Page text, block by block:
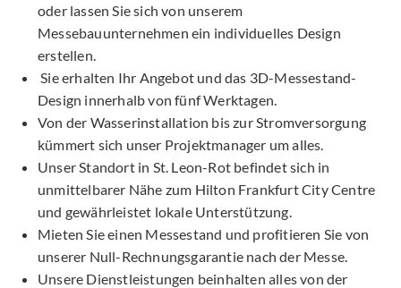
oder lassen Sie sich von unserem
Messebauunternehmen ein individuelles Design
erstellen.
Sie erhalten Ihr Angebot und das 3D-Messestand-
Design innerhalb von fünf Werktagen.
Von der Wasserinstallation bis zur Stromversorgung
kümmert sich unser Projektmanager um alles.
Unser Standort in St. Leon-Rot befindet sich in
unmittelbarer Nähe zum Hilton Frankfurt City Centre
und gewährleistet lokale Unterstützung.
Mieten Sie einen Messestand und profitieren Sie von
unserer Null-Rechnungsgarantie nach der Messe.
Unsere Dienstleistungen beinhalten alles von der